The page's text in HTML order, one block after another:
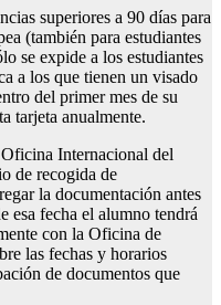
superiores a 90 días para
(también para estudiantes
se expide a los estudiantes
a los que tienen un visado
del primer mes de su
tarjeta anualmente.
Internacional del
de recogida de
la documentación antes
esa fecha el alumno tendrá
con la Oficina de
las fechas y horarios
de documentos que